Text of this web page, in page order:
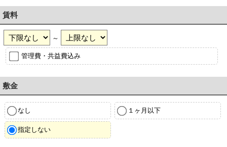
賃料
～
管理費・共益費込み
敷金
なし １ヶ月以下
指定しない